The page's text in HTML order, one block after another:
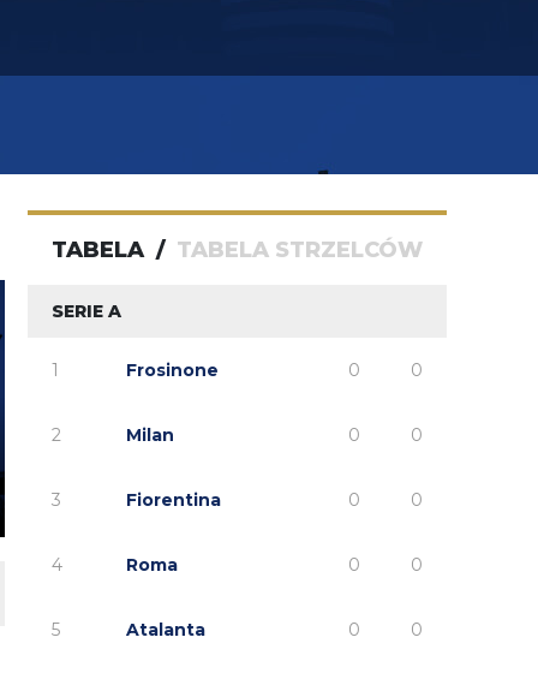
TABELA / TABELA STRZELCÓW
SERIE A
1 Frosinone 0 0
2 Milan 0 0
3 Fiorentina 0 0
4 Roma 0 0
5 Atalanta 0 0